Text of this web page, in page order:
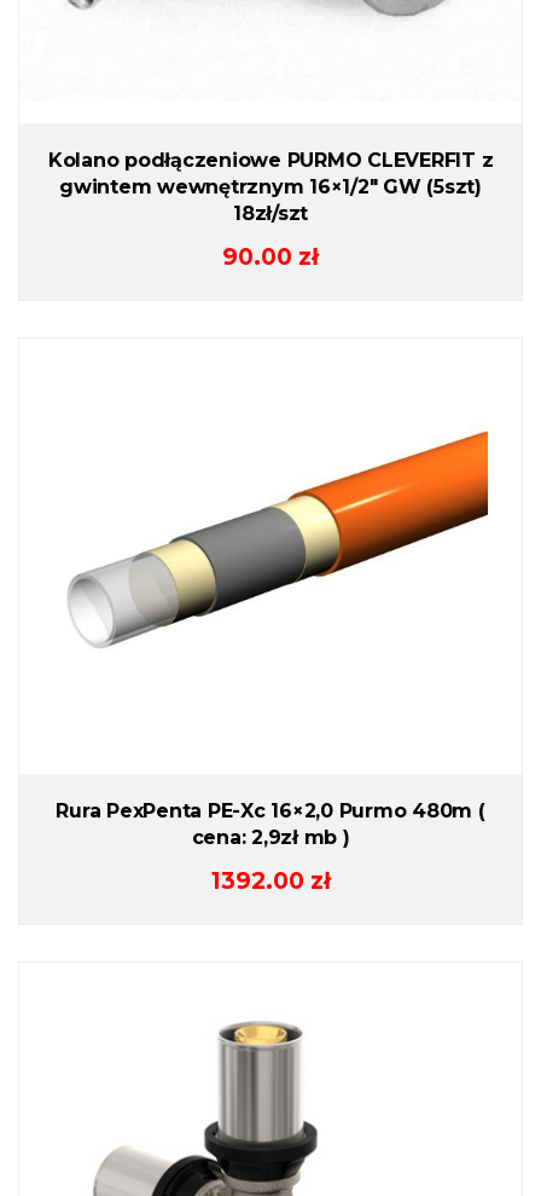
Kolano podłączeniowe PURMO CLEVERFIT z
gwintem wewnętrznym 16×1/2″ GW (5szt)
18zł/szt
90.00 zł
Rura PexPenta PE-Xc 16×2,0 Purmo 480m (
cena: 2,9zł mb )
1392.00 zł